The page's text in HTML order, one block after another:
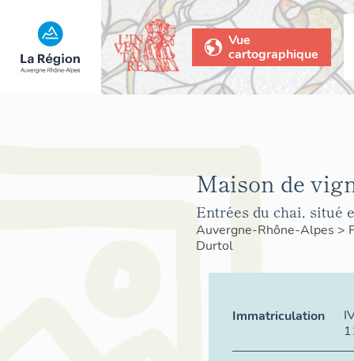
Vue
cartographique
Maison de
Entrées du chai, situé
Auvergne-Rhône-Alpes >
Durtol
Immatriculation